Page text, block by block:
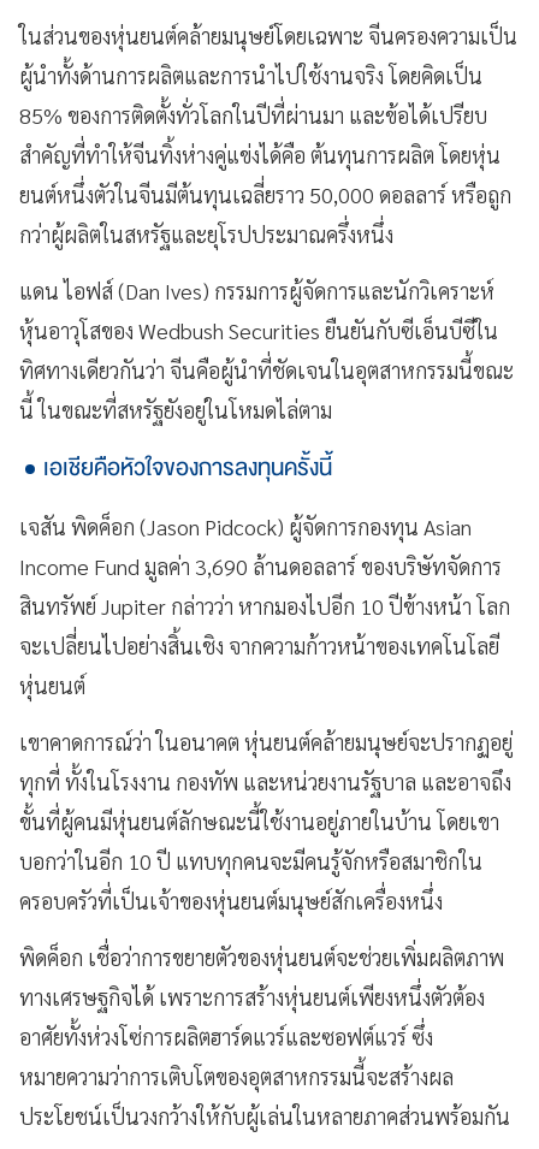
ในส่วนของหุ่นยนต์คล้ายมนุษย์โดยเฉพาะ จีนครองความเป็น
ผู้นำทั้งด้านการผลิตและการนำไปใช้งานจริง โดยคิดเป็น
85% ของการติดตั้งทั่วโลกในปีที่ผ่านมา และข้อได้เปรียบ
สำคัญที่ทำให้จีนทิ้งห่างคู่แข่งได้คือ ต้นทุนการผลิต โดยหุ่น
ยนต์หนึ่งตัวในจีนมีต้นทุนเฉลี่ยราว 50,000 ดอลลาร์ หรือถูก
กว่าผู้ผลิตในสหรัฐและยุโรปประมาณครึ่งหนึ่ง
แดน ไอฟส์ (Dan Ives) กรรมการผู้จัดการและนักวิเคราะห์
หุ้นอาวุโสของ Wedbush Securities ยืนยันกับซีเอ็นบีซีใน
ทิศทางเดียวกันว่า จีนคือผู้นำที่ชัดเจนในอุตสาหกรรมนี้ขณะ
นี้ ในขณะที่สหรัฐยังอยู่ในโหมดไล่ตาม
เอเชียคือหัวใจของการลงทุนครั้งนี้
เจสัน พิดค็อก (Jason Pidcock) ผู้จัดการกองทุน Asian
Income Fund มูลค่า 3,690 ล้านดอลลาร์ ของบริษัทจัดการ
สินทรัพย์ Jupiter กล่าวว่า หากมองไปอีก 10 ปีข้างหน้า โลก
จะเปลี่ยนไปอย่างสิ้นเชิง จากความก้าวหน้าของเทคโนโลยี
หุ่นยนต์
เขาคาดการณ์ว่า ในอนาคต หุ่นยนต์คล้ายมนุษย์จะปรากฏอยู่
ทุกที่ ทั้งในโรงงาน กองทัพ และหน่วยงานรัฐบาล และอาจถึง
ขั้นที่ผู้คนมีหุ่นยนต์ลักษณะนี้ใช้งานอยู่ภายในบ้าน โดยเขา
บอกว่าในอีก 10 ปี แทบทุกคนจะมีคนรู้จักหรือสมาชิกใน
ครอบครัวที่เป็นเจ้าของหุ่นยนต์มนุษย์สักเครื่องหนึ่ง
พิดค็อก เชื่อว่าการขยายตัวของหุ่นยนต์จะช่วยเพิ่มผลิตภาพ
ทางเศรษฐกิจได้ เพราะการสร้างหุ่นยนต์เพียงหนึ่งตัวต้อง
อาศัยทั้งห่วงโซ่การผลิตฮาร์ดแวร์และซอฟต์แวร์ ซึ่ง
หมายความว่าการเติบโตของอุตสาหกรรมนี้จะสร้างผล
ประโยชน์เป็นวงกว้างให้กับผู้เล่นในหลายภาคส่วนพร้อมกัน